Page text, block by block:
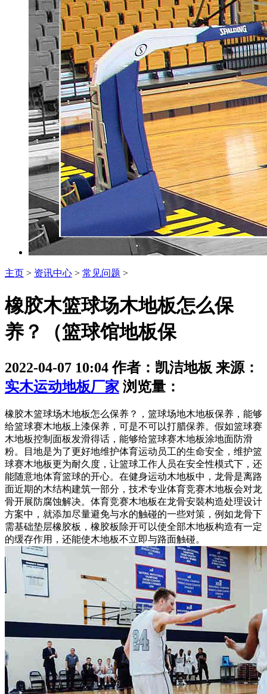
主页 > 资讯中心 > 常见问题 >
橡胶木篮球场木地板怎么保
养？（篮球馆地板保
2022-04-07 10:04 作者：凯洁地板 来源：
实木运动地板厂家浏览量：
橡胶木篮球场木地板怎么保养？，篮球场地木地板保养，能够
给篮球赛木地板上漆保养，可是不可以打腊保养。假如篮球赛
木地板控制面板发滑得话，能够给篮球赛木地板涂地面防滑
粉。目地是为了更好地维护体育运动员工的生命安全，维护篮
球赛木地板更为耐久度，让篮球工作人员在安全性模式下，还
能随意地体育篮球的开心。在健身运动木地板中，龙骨是离路
面近期的木结构建筑一部分，技术专业体育竞赛木地板会对龙
骨开展防腐蚀解决。体育竞赛木地板在龙骨安裝构造处理设计
方案中，就添加尽量避免与水的触碰的一些对策，例如龙骨下
需基础垫层橡胶板，橡胶板除开可以使全部木地板构造有一定
的缓存作用，还能使木地板不立即与路面触碰。